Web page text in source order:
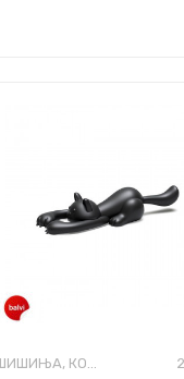
ШИШИЊА, КОЛБИ И ОТВАРАЧИ